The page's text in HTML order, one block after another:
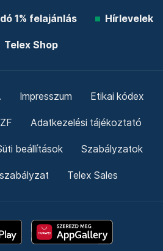
1% felajánlás Hírlevelek
Telex Shop
Impresszum Etikai kódex
Adatkezelési tájékoztató
beállítások Szabályzatok
Telex Sales